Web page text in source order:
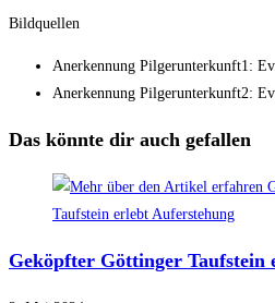
Bildquellen
Anerkennung Pilgerunterkunft1:
Anerkennung Pilgerunterkunft2:
Das könnte dir auch gefallen
Geköpfter Göttinger Taufstein